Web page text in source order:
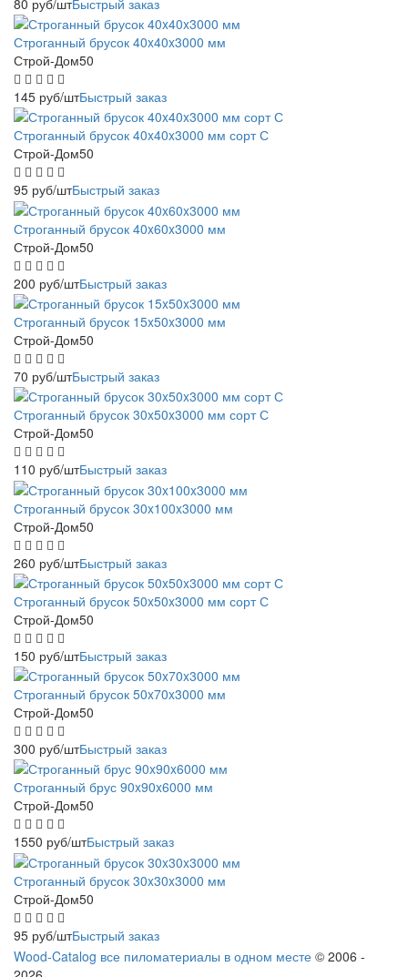
Строганный брусок 40x40x3000 мм
Строй-Дом50
145 руб/штБыстрый заказ
Строганный брусок 40x40x3000 мм сорт С
Строй-Дом50
95 руб/штБыстрый заказ
Строганный брусок 40x60x3000 мм
Строй-Дом50
200 руб/штБыстрый заказ
Строганный брусок 15x50x3000 мм
Строй-Дом50
70 руб/штБыстрый заказ
Строганный брусок 30x50x3000 мм сорт С
Строй-Дом50
110 руб/штБыстрый заказ
Строганный брусок 30x100x3000 мм
Строй-Дом50
260 руб/штБыстрый заказ
Строганный брусок 50x50x3000 мм сорт С
Строй-Дом50
150 руб/штБыстрый заказ
Строганный брусок 50x70x3000 мм
Строй-Дом50
300 руб/штБыстрый заказ
Строганный брус 90x90x6000 мм
Строй-Дом50
1550 руб/штБыстрый заказ
Строганный брусок 30x30x3000 мм
Строй-Дом50
95 руб/штБыстрый заказ
Wood-Catalog все пиломатериалы в одном месте © 2006 -